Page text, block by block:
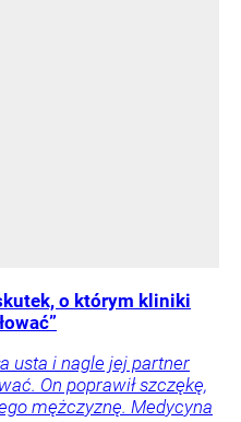
o którym kliniki
usta i nagle jej partner
On poprawił szczękę,
mężczyznę. Medycyna